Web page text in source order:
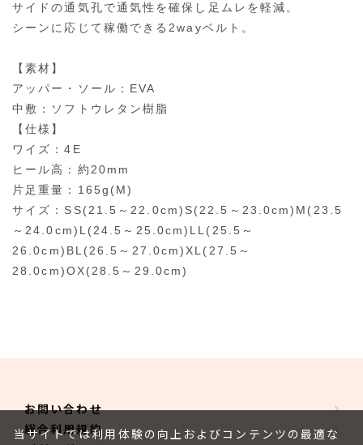
サイドの通気孔で通気性を確保し足ムレを軽減。
シーンに応じて稼働できる2wayベルト。
【素材】
アッパー・ソール：EVA
中敷：ソフトウレタン樹脂
【仕様】
ワイズ：4E
ヒール高：約20mm
片足重量：165g(M)
サイズ：SS(21.5～22.0cm)S(22.5～23.0cm)M(23.5
～24.0cm)L(24.5～25.0cm)LL(25.5～
26.0cm)BL(26.5～27.0cm)XL(27.5～
28.0cm)OX(28.5～29.0cm)
お問い合わせ
総合利用規約
当サイトでは利用体験の向上およびコンテンツの最適な